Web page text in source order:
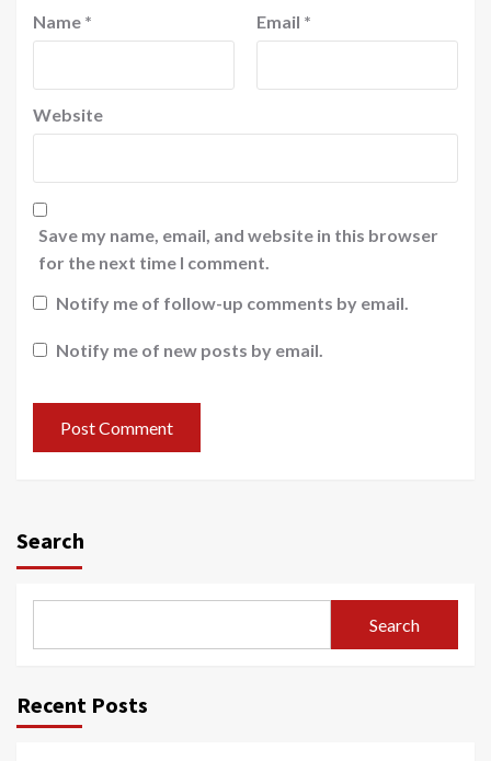
Name * Email *
Website
Save my name, email, and website in this browser
for the next time I comment.
Notify me of follow-up comments by email.
Notify me of new posts by email.
Search
Search
Recent Posts